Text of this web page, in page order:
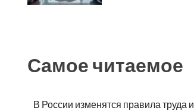
Самое читаемое
В России изменятся правила труда и